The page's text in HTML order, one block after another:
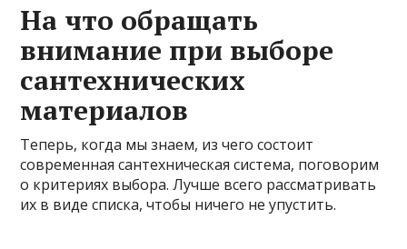
На что обращать
внимание при выборе
сантехнических
материалов
Теперь, когда мы знаем, из чего состоит
современная сантехническая система, поговорим
о критериях выбора. Лучше всего рассматривать
их в виде списка, чтобы ничего не упустить.